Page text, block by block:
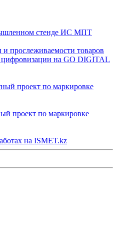
стенде ИС МПТ
прослеживаемости товаров
на GO DIGITAL
проект по маркировке
проект по маркировке
на ISMET.kz